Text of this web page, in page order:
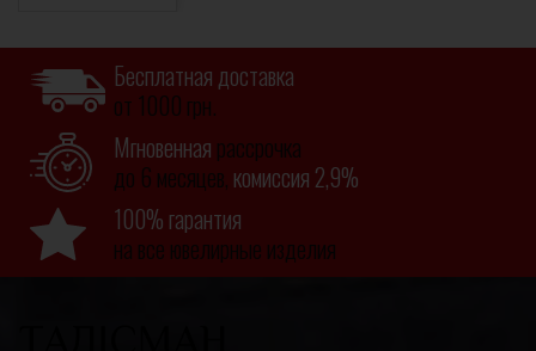
Бесплатная доставка
от 1000 грн.
Мгновенная рассрочка
до 6 месяцев, комиссия 2,9%
100% гарантия
на все ювелирные изделия